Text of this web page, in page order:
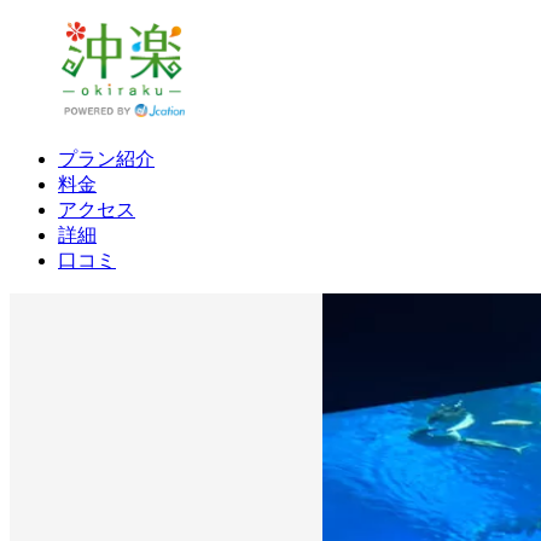
プラン紹介
料金
アクセス
詳細
口コミ